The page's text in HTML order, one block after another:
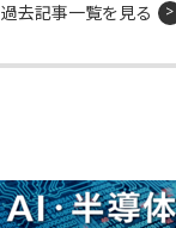
過去記事一覧を見る